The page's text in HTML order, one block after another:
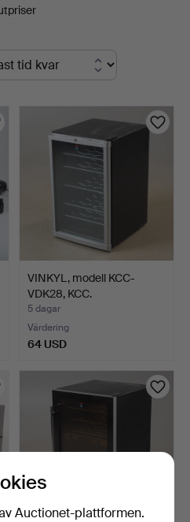
VINKYL, modell KCC-
VDK28, KCC.
5 dagar
Värdering
64 USD
Auctionet-plattformen.